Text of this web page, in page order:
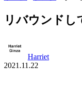
リバウンドし
Harriet
2021.11.22